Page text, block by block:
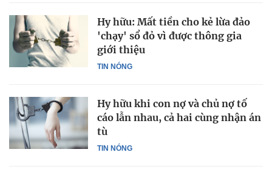
TIN NÓNG
Hy hữu: Mất tiền cho kẻ lừa đảo
'chạy' sổ đỏ vì được thông gia
giới thiệu
TIN NÓNG
Hy hữu khi con nợ và chủ nợ tố
cáo lẫn nhau, cả hai cùng nhận án
tù